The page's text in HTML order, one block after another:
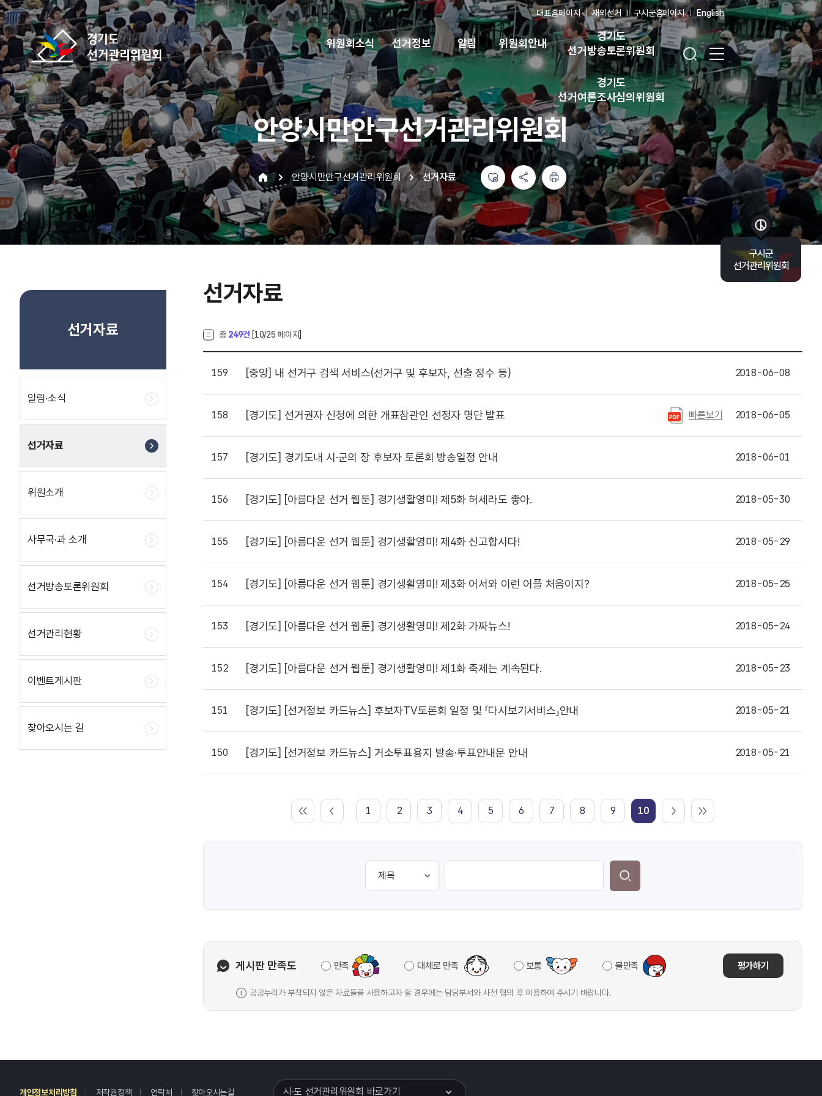
바로가기 메뉴
대표홈페이지 재외선거 구시군홈페이지 English
위원회소식 선거정보 알림 위원회안내
경기도
선거방송토론위원회
경기도
선거여론조사심의위원회
안양시만안구선거관리위원회
안양시만안구선거관리위원회 선거자료
선거자료
알림·소식
선거자료
위원소개
사무국·과 소개
선거방송토론위원회
선거관리현황
이벤트게시판
찾아오시는 길
선거자료
총 249건 [10/25 페이지]
159 [중앙] 내 선거구 검색 서비스(선거구 및 후보자, 선출 정수 등) 2018-06-08
158 [경기도] 선거권자 신청에 의한 개표참관인 선정자 명단 발표 빠른보기 2018-06-05
157 [경기도] 경기도내 시·군의 장 후보자 토론회 방송일정 안내 2018-06-01
156 [경기도] [아름다운 선거 웹툰] 경기생활영미! 제5화 허세라도 좋아. 2018-05-30
155 [경기도] [아름다운 선거 웹툰] 경기생활영미! 제4화 신고합시다! 2018-05-29
154 [경기도] [아름다운 선거 웹툰] 경기생활영미! 제3화 어서와 이런 어플 처음이지? 2018-05-25
153 [경기도] [아름다운 선거 웹툰] 경기생활영미! 제2화 가짜뉴스! 2018-05-24
152 [경기도] [아름다운 선거 웹툰] 경기생활영미! 제1화 축제는 계속된다. 2018-05-23
151 [경기도] [선거정보 카드뉴스] 후보자TV토론회 일정 및 「다시보기서비스」안내 2018-05-21
150 [경기도] [선거정보 카드뉴스] 거소투표용지 발송·투표안내문 안내 2018-05-21
1 2 3 4 5 6 7 8 9 10
게시판 만족도 만족 대체로 만족 보통 불만족 평가하기
공공누리가 부착되지 않은 자료들을 사용하고자 할 경우에는 담당부서와 사전 협의 후 이용하여 주시기 바랍니다.
구시군
선거관리위원회
바로가기 목록 열기
개인정보처리방침 저작권정책 연락처 찾아오시는길 시·도 선거관리위원회 바로가기